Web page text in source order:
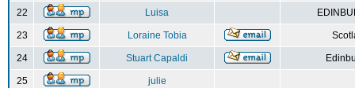
22 Luisa
23 Loraine Tobia
24 Stuart Capaldi
25 julie